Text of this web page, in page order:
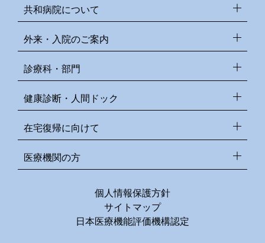
共和病院について
外来・入院のご案内
診療科・部門
健康診断・人間ドック
在宅復帰に向けて
医療機関の方
個人情報保護方針
サイトマップ
日本医療機能評価機構認定